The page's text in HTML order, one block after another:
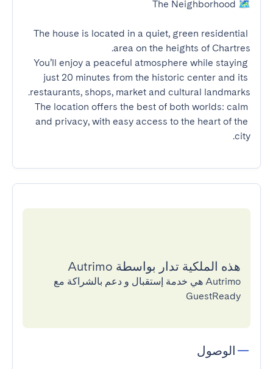
The house is located in a quiet, green residential
You’ll enjoy a peaceful atmosphere while staying
just 20 minutes from the historic center and its
The location offers the best of both worlds: calm
and privacy, with easy access to the heart of the
city.
هذه الملكية تدار بواسطة Autrimo
Autrimo هي خدمة إستقبال و دعم بالشراكة مع
GuestReady
الوصول